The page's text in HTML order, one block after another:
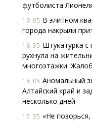
футболиста
19:05 В элитном
города накрыли
18:35 Штукатурка с
рухнула на
многоэтажки.
18:05 Аномальный
Алтайский край и
несколько дней
17:35 «Не